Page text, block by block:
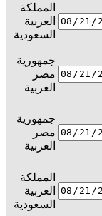
المملكة
العربية
السعودية
جمهورية
مصر
العربية
جمهورية
مصر
العربية
المملكة
العربية
السعودية